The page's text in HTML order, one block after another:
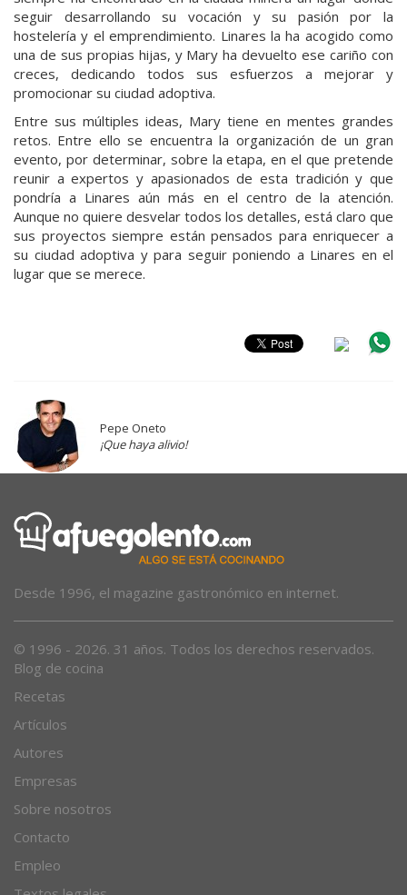
seguir desarrollando su vocación y su pasión por la
hostelería y el emprendimiento. Linares la ha acogido como
una de sus propias hijas, y Mary ha devuelto ese cariño con
creces, dedicando todos sus esfuerzos a mejorar y
promocionar su ciudad adoptiva.
Entre sus múltiples ideas, Mary tiene en mentes grandes
retos. Entre ello se encuentra la organización de un gran
evento, por determinar, sobre la etapa, en el que pretende
reunir a expertos y apasionados de esta tradición y que
pondría a Linares aún más en el centro de la atención.
Aunque no quiere desvelar todos los detalles, está claro que
sus proyectos siempre están pensados para enriquecer a
su ciudad adoptiva y para seguir poniendo a Linares en el
lugar que se merece.
Pepe Oneto
¡Que haya alivio!
Desde 1996, el magazine gastronómico en internet.
© 1996 - 2026. 31 años. Todos los derechos reservados.
Blog de cocina
Recetas
Artículos
Autores
Empresas
Sobre nosotros
Contacto
Empleo